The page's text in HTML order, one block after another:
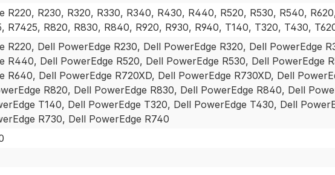
R220, R230, R320, R330, R340, R430, R440, R520, R530, R540,
R7425, R820, R830, R840, R920, R930, R940, T140, T320, T430,
R220, Dell PowerEdge R230, Dell PowerEdge R320, Dell PowerEdge
R440, Dell PowerEdge R520, Dell PowerEdge R530, Dell PowerEdge
R640, Dell PowerEdge R720XD, Dell PowerEdge R730XD, Dell
R820, Dell PowerEdge R830, Dell PowerEdge R840, Dell
T140, Dell PowerEdge T320, Dell PowerEdge T430, Dell
R730, Dell PowerEdge R740